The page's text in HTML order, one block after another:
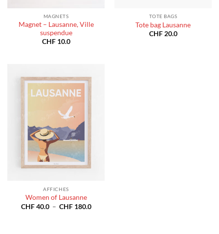
MAGNETS
Magnet – Lausanne, Ville
suspendue
CHF10.0
TOTE BAGS
Tote bag Lausanne
CHF20.0
AFFICHES
Women of Lausanne
CHF40.0 – CHF180.0Plage